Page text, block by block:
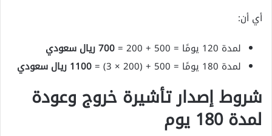
أي أن:
لمدة 120 يومًا = 500 + 200 =
700 ريال سعودي
لمدة 180 يومًا = 500 + (200 × 3) =
1100 ريال سعودي
شروط إصدار تأشيرة خروج وعودة
لمدة 180 يوم